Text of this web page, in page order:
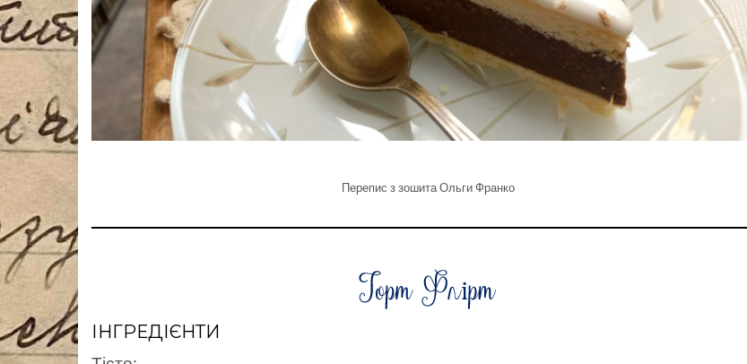
Перепис з зошита Ольги Франко
ІНГРЕДІЄНТИ